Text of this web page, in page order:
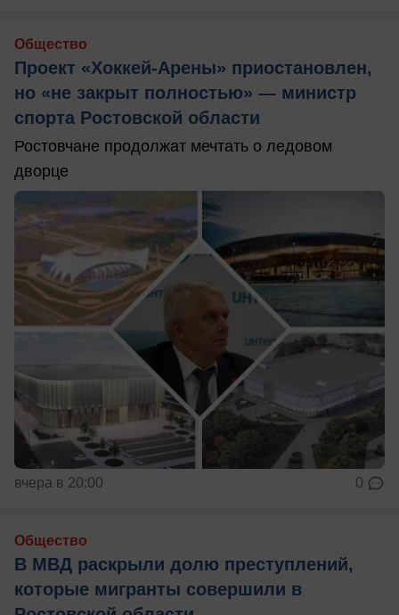
Общество
Проект «Хоккей-Арены» приостановлен,
но «не закрыт полностью» — министр
спорта Ростовской области
Ростовчане продолжат мечтать о ледовом
дворце
вчера в 20:00 0
Общество
В МВД раскрыли долю преступлений,
которые мигранты совершили в